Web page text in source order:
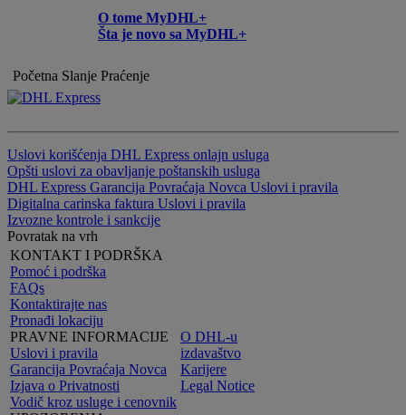
O tome MyDHL+
Šta je novo sa MyDHL+
Početna Slanje Praćenje
Uslovi korišćenja DHL Express onlajn usluga
Opšti uslovi za obavljanje poštanskih usluga
DHL Express Garancija Povraćaja Novca Uslovi i pravila
Digitalna carinska faktura Uslovi i pravila
Izvozne kontrole i sankcije
Povratak na vrh
KONTAKT I PODRŠKA
Pomoć i podrška
FAQs
Kontaktirajte nas
Pronađi lokaciju
PRAVNE INFORMACIJE
Uslovi i pravila
Garancija Povraćaja Novca
Izjava o Privatnosti
Vodič kroz usluge i cenovnik
O DHL-u
izdavaštvo
Karijere
Legal Notice